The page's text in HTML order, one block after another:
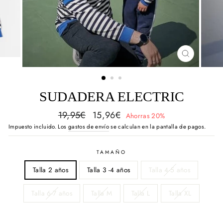
CERRAR
(ESC)
SUDADERA ELECTRIC
Precio
habitual
19,95€
Precio
de
oferta
15,96€ Ahorras 20%
Impuesto incluido. Los gastos de envíose calculan en la pantalla de pagos.
TAMAÑO
Talla 2 años Talla 3 -4 años Talla 4-5 años
Talla 6-7 años Talla M Talla L Talla XL